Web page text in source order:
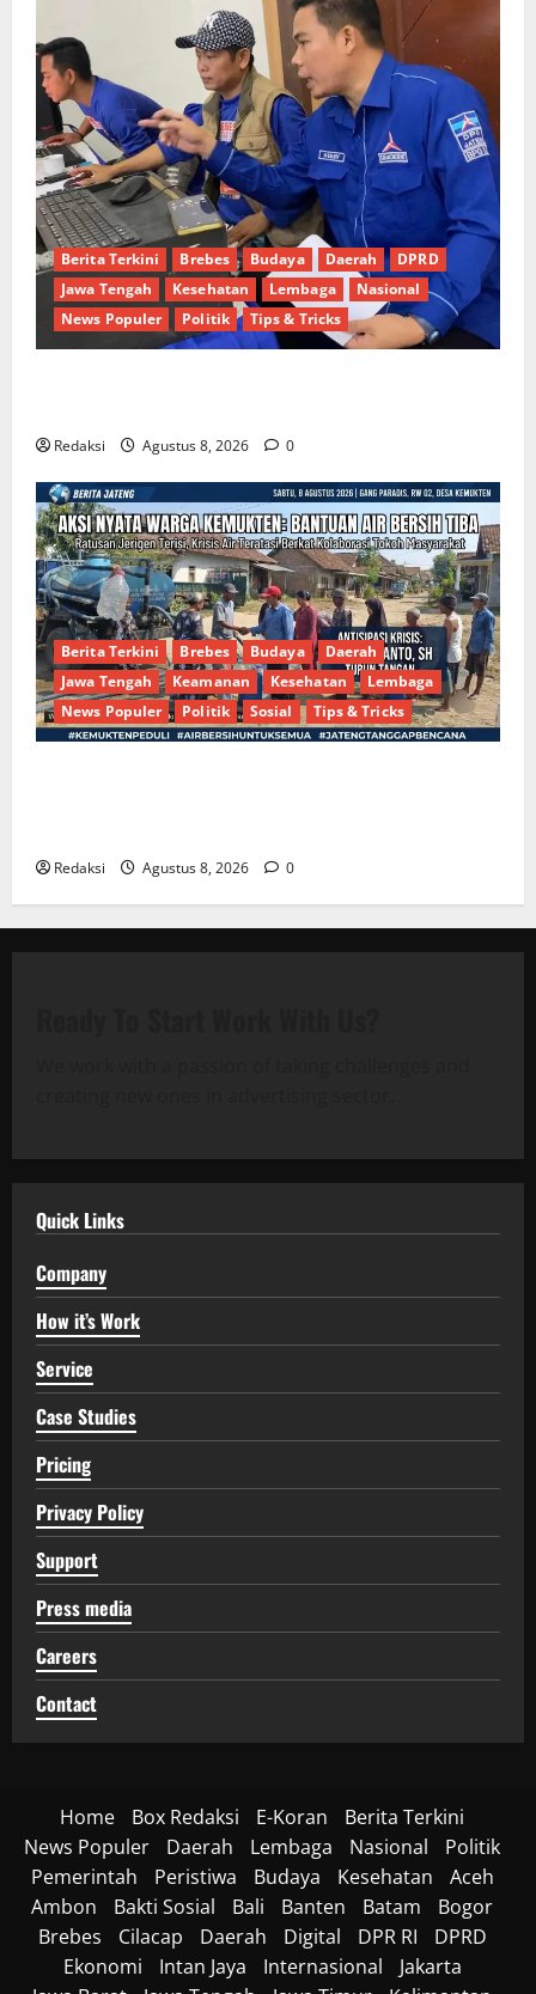
Berita Terkini Brebes Budaya Daerah
DPRD
Jawa Tengah
Kesehatan Lembaga
Nasional
News Populer
Politik Tips & Tricks
Redaksi Agustus 8, 2026 0
Berita Terkini Brebes Budaya
Daerah
Jawa Tengah
Keamanan Kesehatan
Lembaga
News Populer
Politik Sosial Tips & Tricks
Redaksi Agustus 8, 2026 0
Quick Links
Company
How it’s Work
Service
Case Studies
Pricing
Privacy Policy
Support
Press media
Careers
Contact
Home Box Redaksi E-Koran
Berita Terkini
News Populer
Daerah Lembaga Nasional
Politik
Pemerintah
Peristiwa Budaya Kesehatan
Aceh
Ambon
Bakti Sosial Bali Banten Batam
Bogor
Brebes
Cilacap Daerah Digital DPR RI
DPRD
Ekonomi
Intan Jaya Internasional
Jakarta